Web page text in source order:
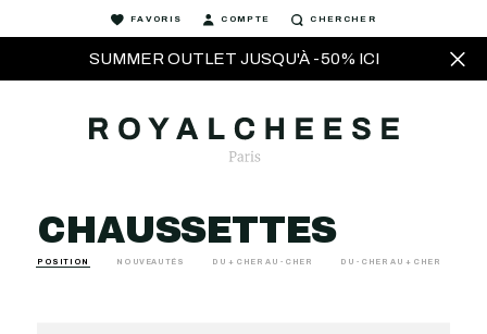
SUMMER OUTLET JUSQU'À -50% ICI
FAVORIS COMPTE CHERCHER
CHAUSSETTES
POSITION NOUVEAUTÉS DU + CHER AU - CHER DU - CHER AU + CHER